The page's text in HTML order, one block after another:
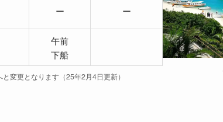
ー ー
午前
下船
変更となります（25年2月4日更新）